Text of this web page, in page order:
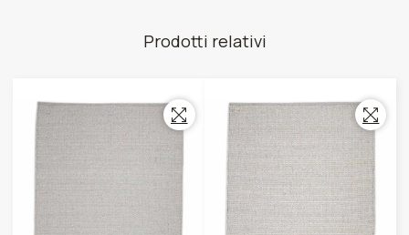
Prodotti relativi